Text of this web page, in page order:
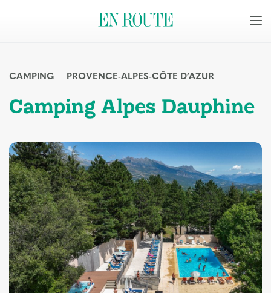
CAMPING PROVENCE-ALPES-CÔTE D’AZUR
Camping Alpes Dauphine